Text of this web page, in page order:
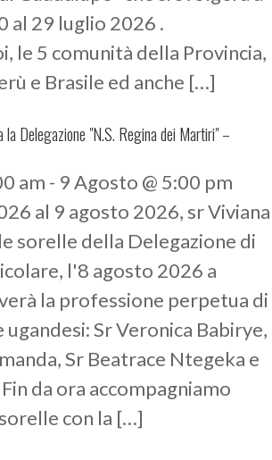
al 29 luglio 2026 .
le 5 comunità della Provincia,
e Brasile ed anche […]
Delegazione "N.S. Regina dei Martiri" –
am - 9 Agosto @ 5:00 pm
al 9 agosto 2026, sr Viviana
sorelle della Delegazione di
l'8 agosto 2026 a
la professione perpetua di
Sr Veronica Babirye,
Sr Beatrace Ntegeka e
da ora accompagniamo
con la […]